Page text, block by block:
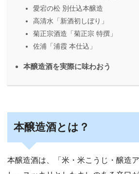
愛宕の松 別仕込本醸造
高清水「新酒初しぼり」
菊正宗酒造「菊正宗 特撰」
佐浦「浦霞 本仕込」
本醸造酒を実際に味わおう
本醸造酒とは？
本醸造酒は、「米・米こうじ・醸造